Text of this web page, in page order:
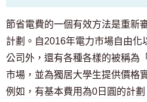
節省電費的一個有效方法是重新
計劃。自2016年電力市場自由化
公司外，還有各種各樣的被稱為
市場，並為獨居大學生提供價格
例如，有基本費用為0日圓的計